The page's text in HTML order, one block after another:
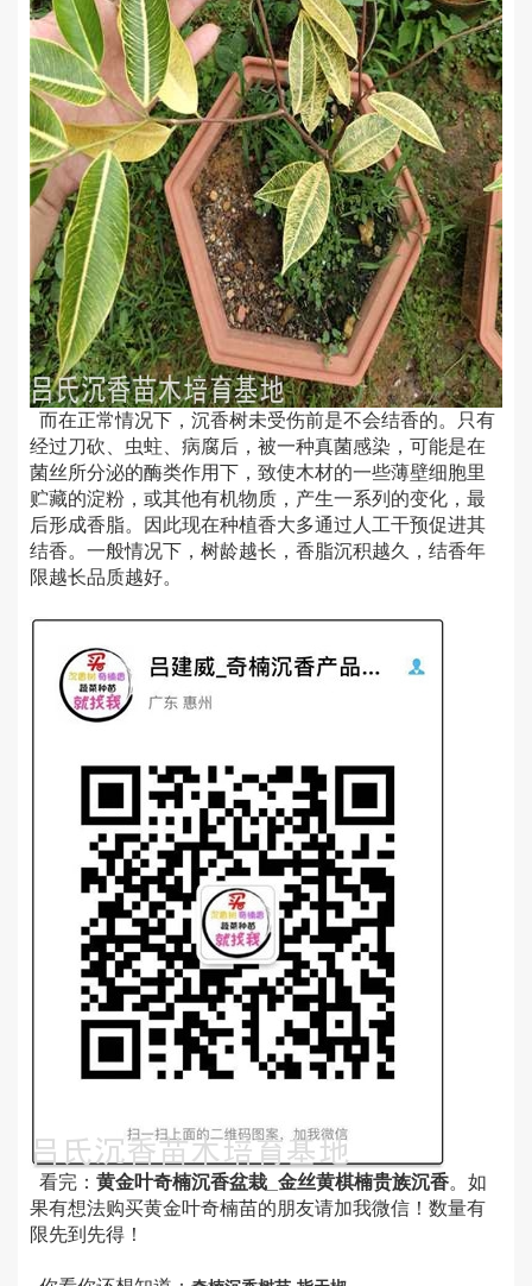
而在正常情况下，沉香树未受伤前是不会结香的。只有
经过刀砍、虫蛀、病腐后，被一种真菌感染，可能是在
菌丝所分泌的酶类作用下，致使木材的一些薄壁细胞里
贮藏的淀粉，或其他有机物质，产生一系列的变化，最
后形成香脂。因此现在种植香大多通过人工干预促进其
结香。一般情况下，树龄越长，香脂沉积越久，结香年
限越长品质越好。
看完： 黄金叶奇楠沉香盆栽_金丝黄棋楠贵族沉香。如
果有想法购买黄金叶奇楠苗的朋友请加我微信！数量有
限先到先得！